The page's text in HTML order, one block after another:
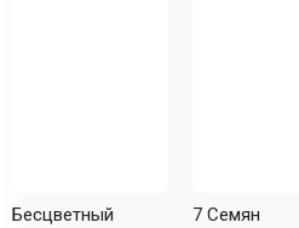
Бесцветный 7 Семян